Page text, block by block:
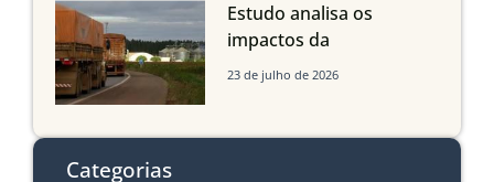
Estudo analisa os
impactos da
infraestrutura logística
do Sul
23 de julho de 2026
Categorias